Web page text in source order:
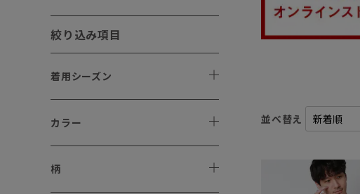
絞り込み項目
着用シーズン
カラー
柄
並べ替え